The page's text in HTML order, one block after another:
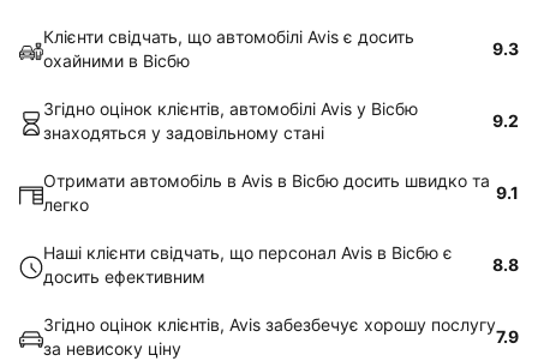
Клієнти свідчать, що автомобілі Avis є досить
охайними в Вісбю
9.3
Згідно оцінок клієнтів, автомобілі Avis у Вісбю
знаходяться у задовільному стані
9.2
Отримати автомобіль в Avis в Вісбю досить швидко та
легко
9.1
Наші клієнти свідчать, що персонал Avis в Вісбю є
досить ефективним
8.8
Згідно оцінок клієнтів, Avis забезбечує хорошу послугу
за невисоку ціну
7.9